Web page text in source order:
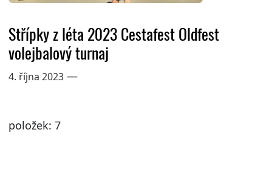
Střípky z léta 2023 Cestafest Oldfest
volejbalový turnaj
4. října 2023—
položek: 7